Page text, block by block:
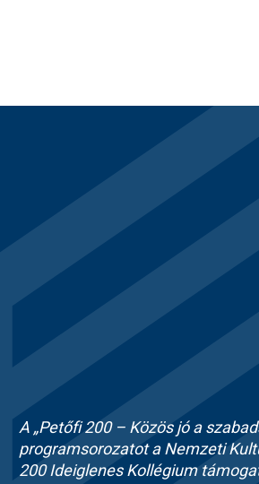
A „Petőfi 200 – Közös jó a
programsorozatot a Nemzeti
200 Ideiglenes Kollégium